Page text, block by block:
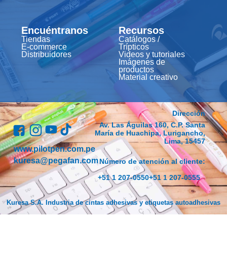
Encuéntranos
Tiendas
E-commerce
Distribuidores
Recursos
Catálogos /
Trípticos
Videos y tutoriales
Imágenes de
productos
Material creativo
www.pilotpen.com.pe
kuresa@pegafan.com
Dirección
Av. Las Águilas 160, C.P. Santa
María de Huachipa, Lurigancho,
Lima, 15457
Número de atención al cliente:
+51 1 207-0550+51 1 207-0555
Kuresa S.A. Industria de cintas adhesivas y etiquetas autoadhesivas